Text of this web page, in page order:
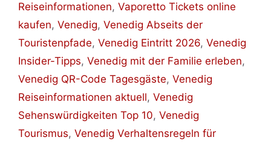
Reiseinformationen, Vaporetto Tickets online
kaufen, Venedig, Venedig Abseits der
Touristenpfade, Venedig Eintritt 2026, Venedig
Insider-Tipps, Venedig mit der Familie erleben,
Venedig QR-Code Tagesgäste, Venedig
Reiseinformationen aktuell, Venedig
Sehenswürdigkeiten Top 10, Venedig
Tourismus, Venedig Verhaltensregeln für